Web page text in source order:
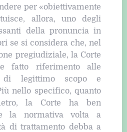
per «obiettivamente
allora, uno degli
della pronuncia in
se si considera che, nel
pregiudiziale, la Corte
fatto riferimento alle
di legittimo scopo e
nello specifico, quanto
la Corte ha ben
la normativa volta a
di trattamento debba a